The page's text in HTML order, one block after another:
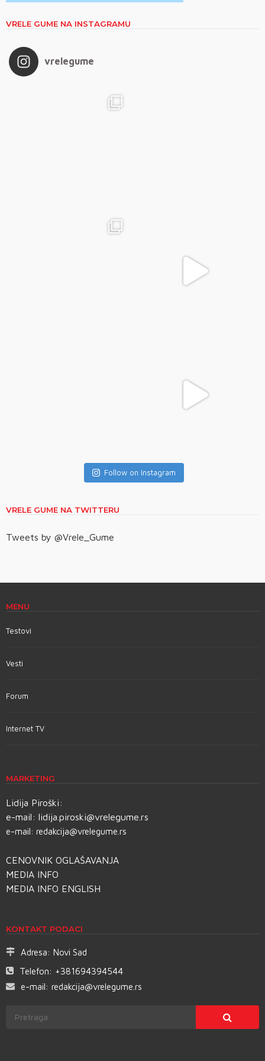
VRELE GUME NA INSTAGRAMU
vrelegume
Follow on Instagram
VRELE GUME NA TWITTERU
Tweets by @Vrele_Gume
MENU
Testovi
Vesti
Forum
Internet TV
MARKETING
Lidija Piroški:
e-mail: lidija.piroski@vrelegume.rs
e-mail: redakcija@vrelegume.rs
CENOVNIK OGLAŠAVANJA
MEDIA INFO
MEDIA INFO ENGLISH
KONTAKT PODACI
Adresa: Novi Sad
Telefon: +381694394544
e-mail: redakcija@vrelegume.rs